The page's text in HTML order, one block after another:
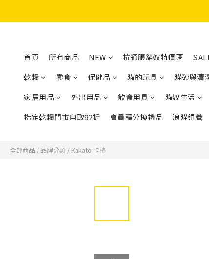
首頁 所有商品 NEW 抗通脹貓奴特價區
乾糧
零食 保健品 貓的玩具 貓砂與清
家居用品
外出用品 飲食用具 貓奴生活
指定乾糧門市自取92折
會員積分換禮品 浪貓領養
全部商品 / 品牌分類 / Kakato 卡格